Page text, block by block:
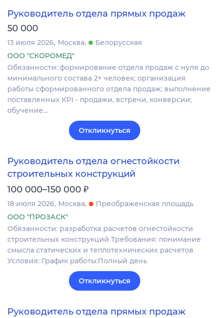
Руководитель отдела прямых продаж
50 000
13 июля 2026 Москва
Белорусская
ООО "СКОРОМЕД"
Обязанности: формирование отдела продаж с нуля до
минимального состава 2+ человек; организация
работы сформированного отдела продаж; выполнение
поставленных KPI - продажи, встречи, конверсии;
обучение…
Откликнуться
Руководитель отдела огнестойкости
строительных конструкций
100 000–150 000 ₽
18 июля 2026 Москва
Преображенская площадь
ООО "ПРОЗАСК"
Обязанности: разработка расчетов огнестойкости
строительных конструкций Требования: понимание
смысла статических и теплотехнических расчетов
Условия: График работы:Полный день
Откликнуться
Руководитель отдела прямых продаж